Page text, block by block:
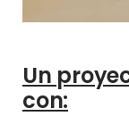
Un
con: